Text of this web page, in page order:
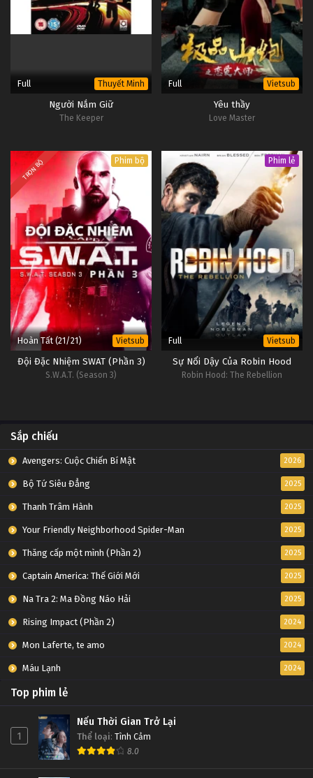
Full Thuyết Minh
Người Nắm Giữ
The Keeper
Full Vietsub
Yêu thầy
Love Master
TRỌN BỘ Phim bộ
Hoàn Tất (21/21) Vietsub
Đội Đặc Nhiệm SWAT (Phần 3)
S.W.A.T. (Season 3)
Phim lẻ
Full Vietsub
Sự Nổi Dậy Của Robin Hood
Robin Hood: The Rebellion
Sắp chiếu
Avengers: Cuộc Chiến Bí Mật 2026
Bộ Tứ Siêu Đẳng 2025
Thanh Trâm Hành 2025
Your Friendly Neighborhood Spider-Man 2025
Thăng cấp một mình (Phần 2) 2025
Captain America: Thế Giới Mới 2025
Na Tra 2: Ma Đồng Náo Hải 2025
Rising Impact (Phần 2) 2024
Mon Laferte, te amo 2024
Máu Lạnh 2024
Top phim lẻ
1
Nếu Thời Gian Trở Lại
Thể loại: Tình Cảm
8.0